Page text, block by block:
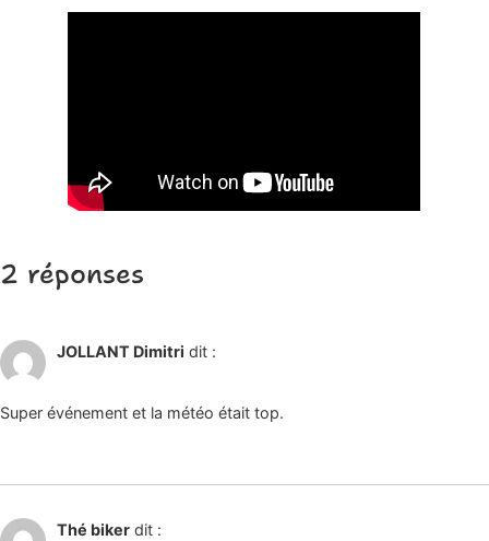
2 réponses
JOLLANT Dimitri dit :
Super événement et la météo était top.
Thé biker dit :